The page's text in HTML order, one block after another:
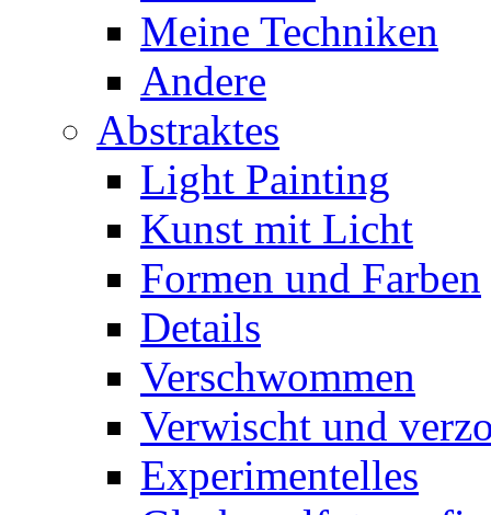
Meine Techniken
Andere
Abstraktes
Light Painting
Kunst mit Licht
Formen und Farben
Details
Verschwommen
Verwischt und
Experimentelles